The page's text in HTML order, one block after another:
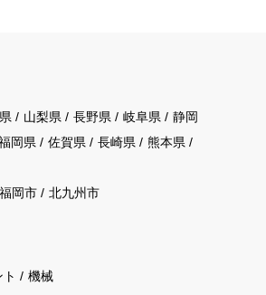
山梨県 長野県 岐阜県
静岡
岡県 佐賀県 長崎県
熊本県
福岡市 北九州市
機械